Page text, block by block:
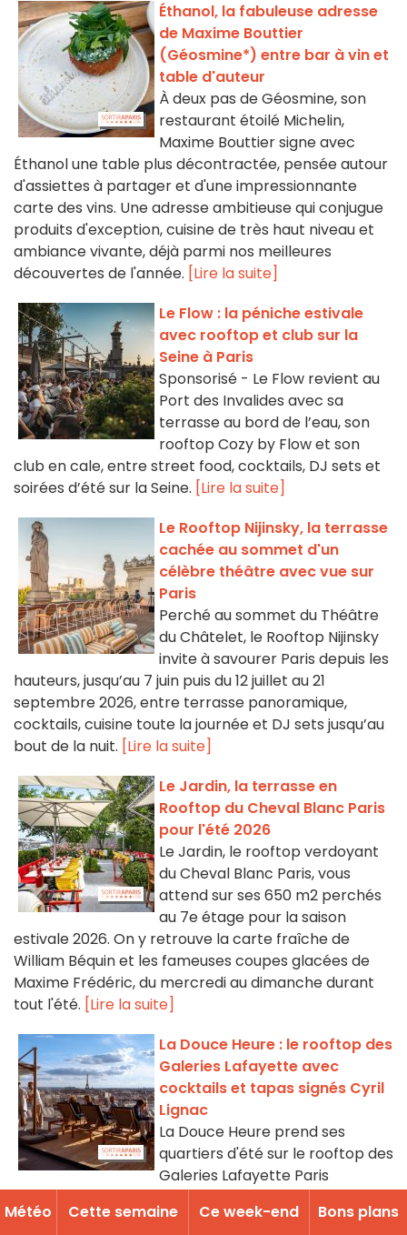
Éthanol, la fabuleuse adresse
de Maxime Bouttier
(Géosmine*) entre bar à vin et
table d'auteur
À deux pas de Géosmine, son
restaurant étoilé Michelin,
Maxime Bouttier signe avec
Éthanol une table plus décontractée, pensée autour
d'assiettes à partager et d'une impressionnante
carte des vins. Une adresse ambitieuse qui conjugue
produits d'exception, cuisine de très haut niveau et
ambiance vivante, déjà parmi nos meilleures
découvertes de l'année. [Lire la suite]
Le Flow : la péniche estivale
avec rooftop et club sur la
Seine à Paris
Sponsorisé - Le Flow revient au
Port des Invalides avec sa
terrasse au bord de l’eau, son
rooftop Cozy by Flow et son
club en cale, entre street food, cocktails, DJ sets et
soirées d’été sur la Seine. [Lire la suite]
Le Rooftop Nijinsky, la terrasse
cachée au sommet d'un
célèbre théâtre avec vue sur
Paris
Perché au sommet du Théâtre
du Châtelet, le Rooftop Nijinsky
invite à savourer Paris depuis les
hauteurs, jusqu’au 7 juin puis du 12 juillet au 21
septembre 2026, entre terrasse panoramique,
cocktails, cuisine toute la journée et DJ sets jusqu’au
bout de la nuit. [Lire la suite]
Le Jardin, la terrasse en
Rooftop du Cheval Blanc Paris
pour l'été 2026
Le Jardin, le rooftop verdoyant
du Cheval Blanc Paris, vous
attend sur ses 650 m2 perchés
au 7e étage pour la saison
estivale 2026. On y retrouve la carte fraîche de
William Béquin et les fameuses coupes glacées de
Maxime Frédéric, du mercredi au dimanche durant
tout l'été. [Lire la suite]
La Douce Heure : le rooftop des
Galeries Lafayette avec
cocktails et tapas signés Cyril
Lignac
La Douce Heure prend ses
quartiers d'été sur le rooftop des
Galeries Lafayette Paris
Riviera, avec cocktails à la fleur de sureau et
Météo Cette semaine Ce week-end Bons plans